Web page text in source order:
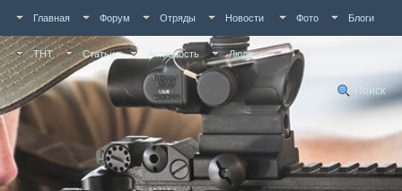
Главная Форум Отряды Новости Фото Блоги
ТНТ Статьи Активность Люди
Поиск